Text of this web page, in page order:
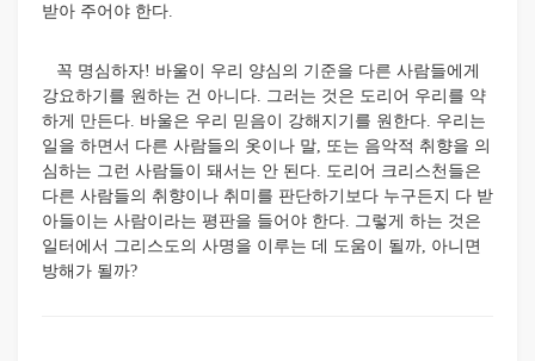
받아 주어야 한다.
꼭 명심하자! 바울이 우리 양심의 기준을 다른 사람들에게
강요하기를 원하는 건 아니다. 그러는 것은 도리어 우리를 약
하게 만든다. 바울은 우리 믿음이 강해지기를 원한다. 우리는
일을 하면서 다른 사람들의 옷이나 말, 또는 음악적 취향을 의
심하는 그런 사람들이 돼서는 안 된다. 도리어 크리스천들은
다른 사람들의 취향이나 취미를 판단하기보다 누구든지 다 받
아들이는 사람이라는 평판을 들어야 한다. 그렇게 하는 것은
일터에서 그리스도의 사명을 이루는 데 도움이 될까, 아니면
방해가 될까?